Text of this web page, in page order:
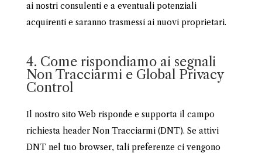
ai nostri consulenti e a eventuali potenziali
acquirenti e saranno trasmessi ai nuovi proprietari.
4. Come rispondiamo ai segnali
Non Tracciarmi e Global Privacy
Control
Il nostro sito Web risponde e supporta il campo
richiesta header Non Tracciarmi (DNT). Se attivi
DNT nel tuo browser, tali preferenze ci vengono